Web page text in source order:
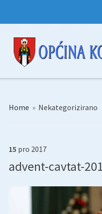
Home » Nekategorizirano
15 pro 2017
advent-cavtat-